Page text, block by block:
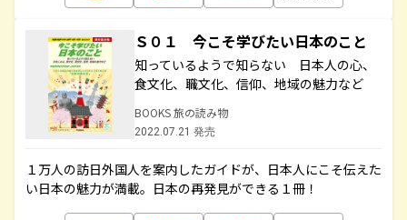
Ｓ０１ 今こそ学びたい日本のこと
知っているようで知らない 日本人の心、
食文化、職文化、信仰、地域の魅力など
BOOKS 旅の読み物
2022.07.21 発売
１万人の訪日外国人を案内したガイドが、日本人にこそ伝えた
い日本の魅力が満載。日本の再発見ができる１冊！